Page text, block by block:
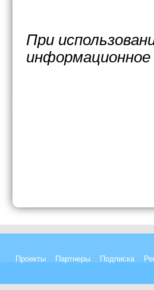
При
Проекты Партнеры Подписка